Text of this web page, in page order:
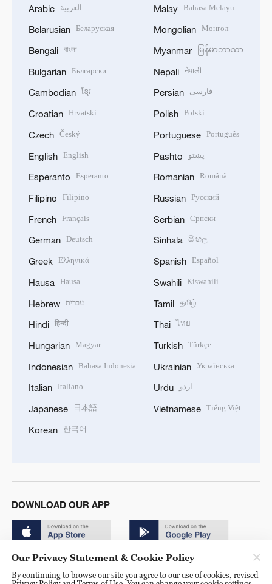
Arabic العربية
Belarusian Беларуская
Bengali বাংলা
Bulgarian Български
Cambodian ខ្មែរ
Croatian Hrvatski
Czech Český
English English
Esperanto Esperanto
Filipino Filipino
French Français
German Deutsch
Greek Ελληνικά
Hausa Hausa
Hebrew עברית
Hindi हिन्दी
Hungarian Magyar
Indonesian Bahasa Indonesia
Italian Italiano
Japanese 日本語
Korean 한국어
Malay Bahasa Melayu
Mongolian Монгол
Myanmar မြန်မာဘာသာ
Nepali नेपाली
Persian فارسی
Polish Polski
Portuguese Português
Pashto پښتو
Romanian Română
Russian Русский
Serbian Српски
Sinhala සිංහල
Spanish Español
Swahili Kiswahili
Tamil தமிழ்
Thai ไทย
Turkish Türkçe
Ukrainian Українська
Urdu اردو
Vietnamese Tiếng Việt
DOWNLOAD OUR APP
Our Privacy Statement & Cookie Policy
By continuing to browse our site you agree to our use of cookies, revised